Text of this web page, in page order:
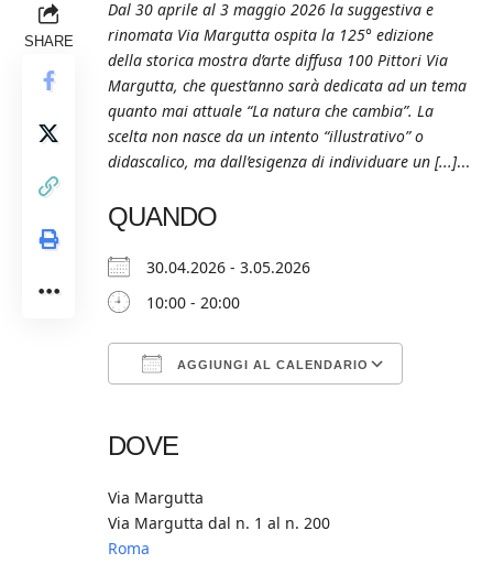
SHARE
Dal 30 aprile al 3 maggio 2026 la suggestiva e
rinomata Via Margutta ospita la 125° edizione
della storica mostra d’arte diffusa 100 Pittori Via
Margutta, che quest’anno sarà dedicata ad un tema
quanto mai attuale “La natura che cambia”. La
scelta non nasce da un intento “illustrativo” o
didascalico, ma dall’esigenza di individuare un [...]...
QUANDO
30.04.2026 - 3.05.2026
10:00 - 20:00
AGGIUNGI AL CALENDARIO
DOVE
Via Margutta
Via Margutta dal n. 1 al n. 200
Roma